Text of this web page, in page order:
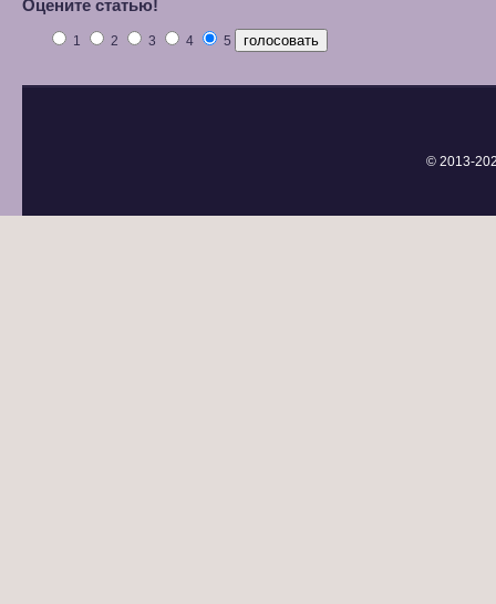
Оцените статью!
1 2 3 4 5
© 2013-